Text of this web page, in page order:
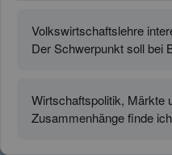
Volkswirtschaftslehre
Der Schwerpunkt soll bei
Wirtschaftspolitik, Märkte
Zusammenhänge finde